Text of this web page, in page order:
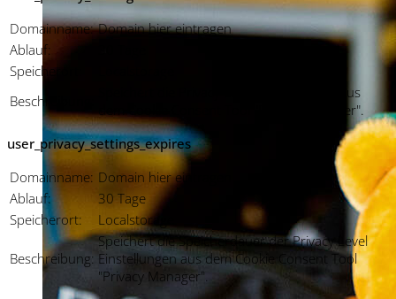
Domainname: Domain hier eintragen
Ablauf:
Speicherort:
Beschreibung:
Speichert die Privacy Level Einstellungen aus
dem Cookie Consent Tool "Privacy Manager".
user_privacy_settings_expires
Domainname: Domain hier eintragen
Ablauf:
30 Tage
Speicherort:
Localstorage
Beschreibung:
Speichert die Speicherdauer der Privacy Level
Einstellungen aus dem Cookie Consent Tool
"Privacy Manager".